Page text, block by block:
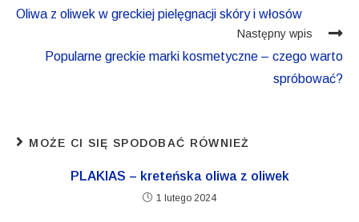
Oliwa z oliwek w greckiej pielęgnacji skóry i włosów
Następny wpis
Popularne greckie marki kosmetyczne – czego warto
spróbować?
MOŻE CI SIĘ SPODOBAĆ RÓWNIEŻ
PLAKIAS – kreteńska oliwa z oliwek
1 lutego 2024